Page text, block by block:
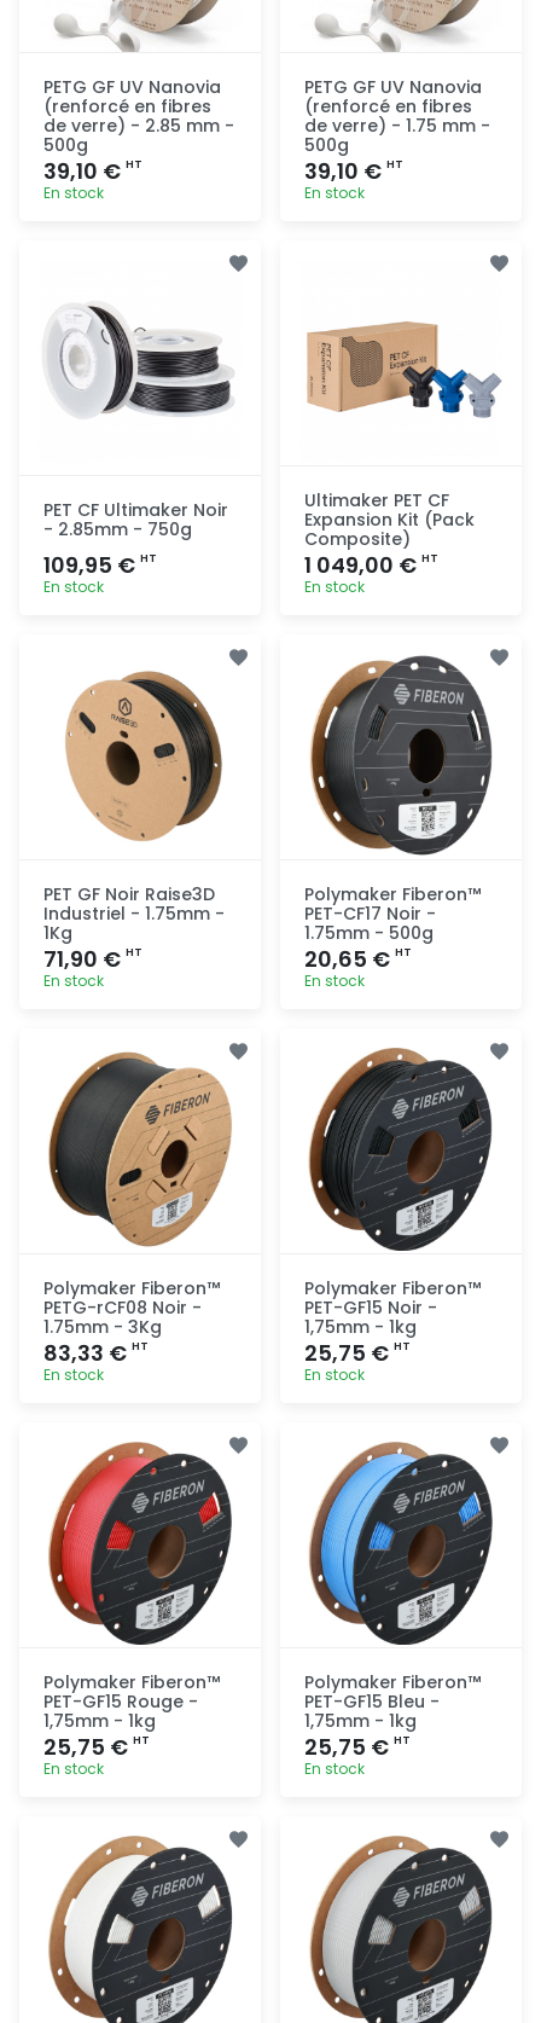
PETG GF UV Nanovia
(renforcé en fibres
de verre) - 2.85 mm -
500g
39,10 € HT
En stock
PETG GF UV Nanovia
(renforcé en fibres
de verre) - 1.75 mm -
500g
39,10 € HT
En stock
PET CF Ultimaker Noir
- 2.85mm - 750g
109,95 € HT
En stock
Ultimaker PET CF
Expansion Kit (Pack
Composite)
1 049,00 € HT
En stock
rapide
PET GF Noir Raise3D
Industriel - 1.75mm -
1Kg
71,90 € HT
En stock
rapide
Polymaker Fiberon™
PET-CF17 Noir -
1.75mm - 500g
20,65 € HT
En stock
rapide
Polymaker Fiberon™
PETG-rCF08 Noir -
1.75mm - 3Kg
83,33 € HT
En stock
rapide
Polymaker Fiberon™
PET-GF15 Noir -
1,75mm - 1kg
25,75 € HT
En stock
rapide
Polymaker Fiberon™
PET-GF15 Rouge -
1,75mm - 1kg
25,75 € HT
En stock
rapide
Polymaker Fiberon™
PET-GF15 Bleu -
1,75mm - 1kg
25,75 € HT
En stock
rapide